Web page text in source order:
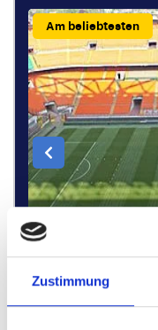
Zustimmung
Am beliebtesten
Kategorie 3